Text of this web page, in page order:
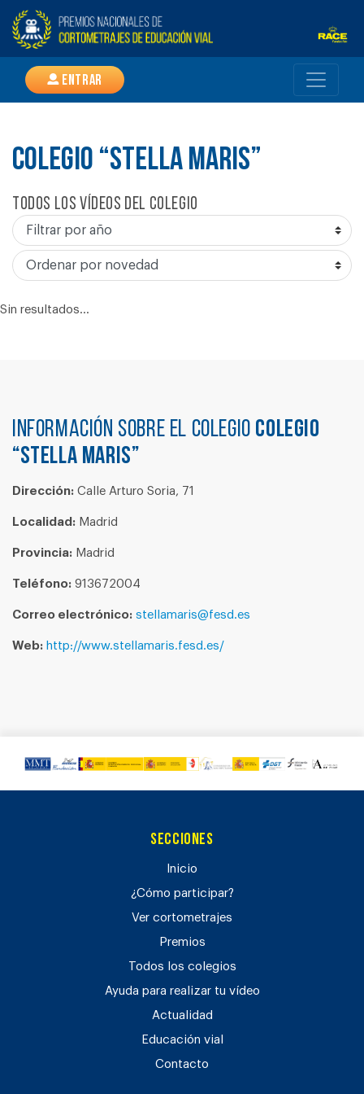
Entrar
COLEGIO “STELLA MARIS”
Todos los vídeos del colegio
Sin resultados...
Información sobre el colegio COLEGIO
“STELLA MARIS”
Dirección: Calle Arturo Soria, 71
Localidad: Madrid
Provincia: Madrid
Teléfono: 913672004
Correo electrónico: stellamaris@fesd.es
Web: http://www.stellamaris.fesd.es/
Secciones
Inicio
¿Cómo participar?
Ver cortometrajes
Premios
Todos los colegios
Ayuda para realizar tu vídeo
Actualidad
Educación vial
Contacto